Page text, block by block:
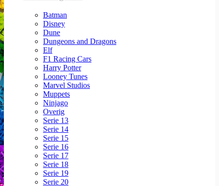
Batman
Disney
Dune
Dungeons and Dragons
Elf
F1 Racing Cars
Harry Potter
Looney Tunes
Marvel Studios
Muppets
Ninjago
Overig
Serie 13
Serie 14
Serie 15
Serie 16
Serie 17
Serie 18
Serie 19
Serie 20